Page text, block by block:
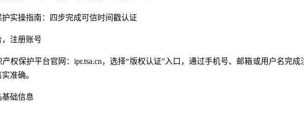
实操指南：四步完成可信时间戳认证
注册账号
权保护平台官网：ipr.tsa.cn，选择“版权认证”入口，通过手机号、邮箱或用户名完成
准确。
基础信息